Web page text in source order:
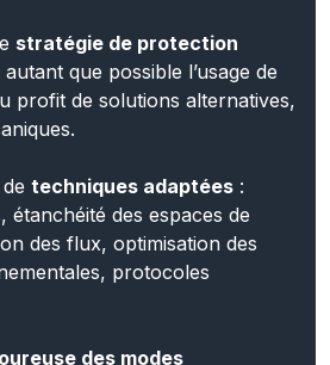
que possible l’usage de
profit de solutions alternatives,
étanchéité des espaces de
des flux, optimisation des
protocoles
respect des normes, des